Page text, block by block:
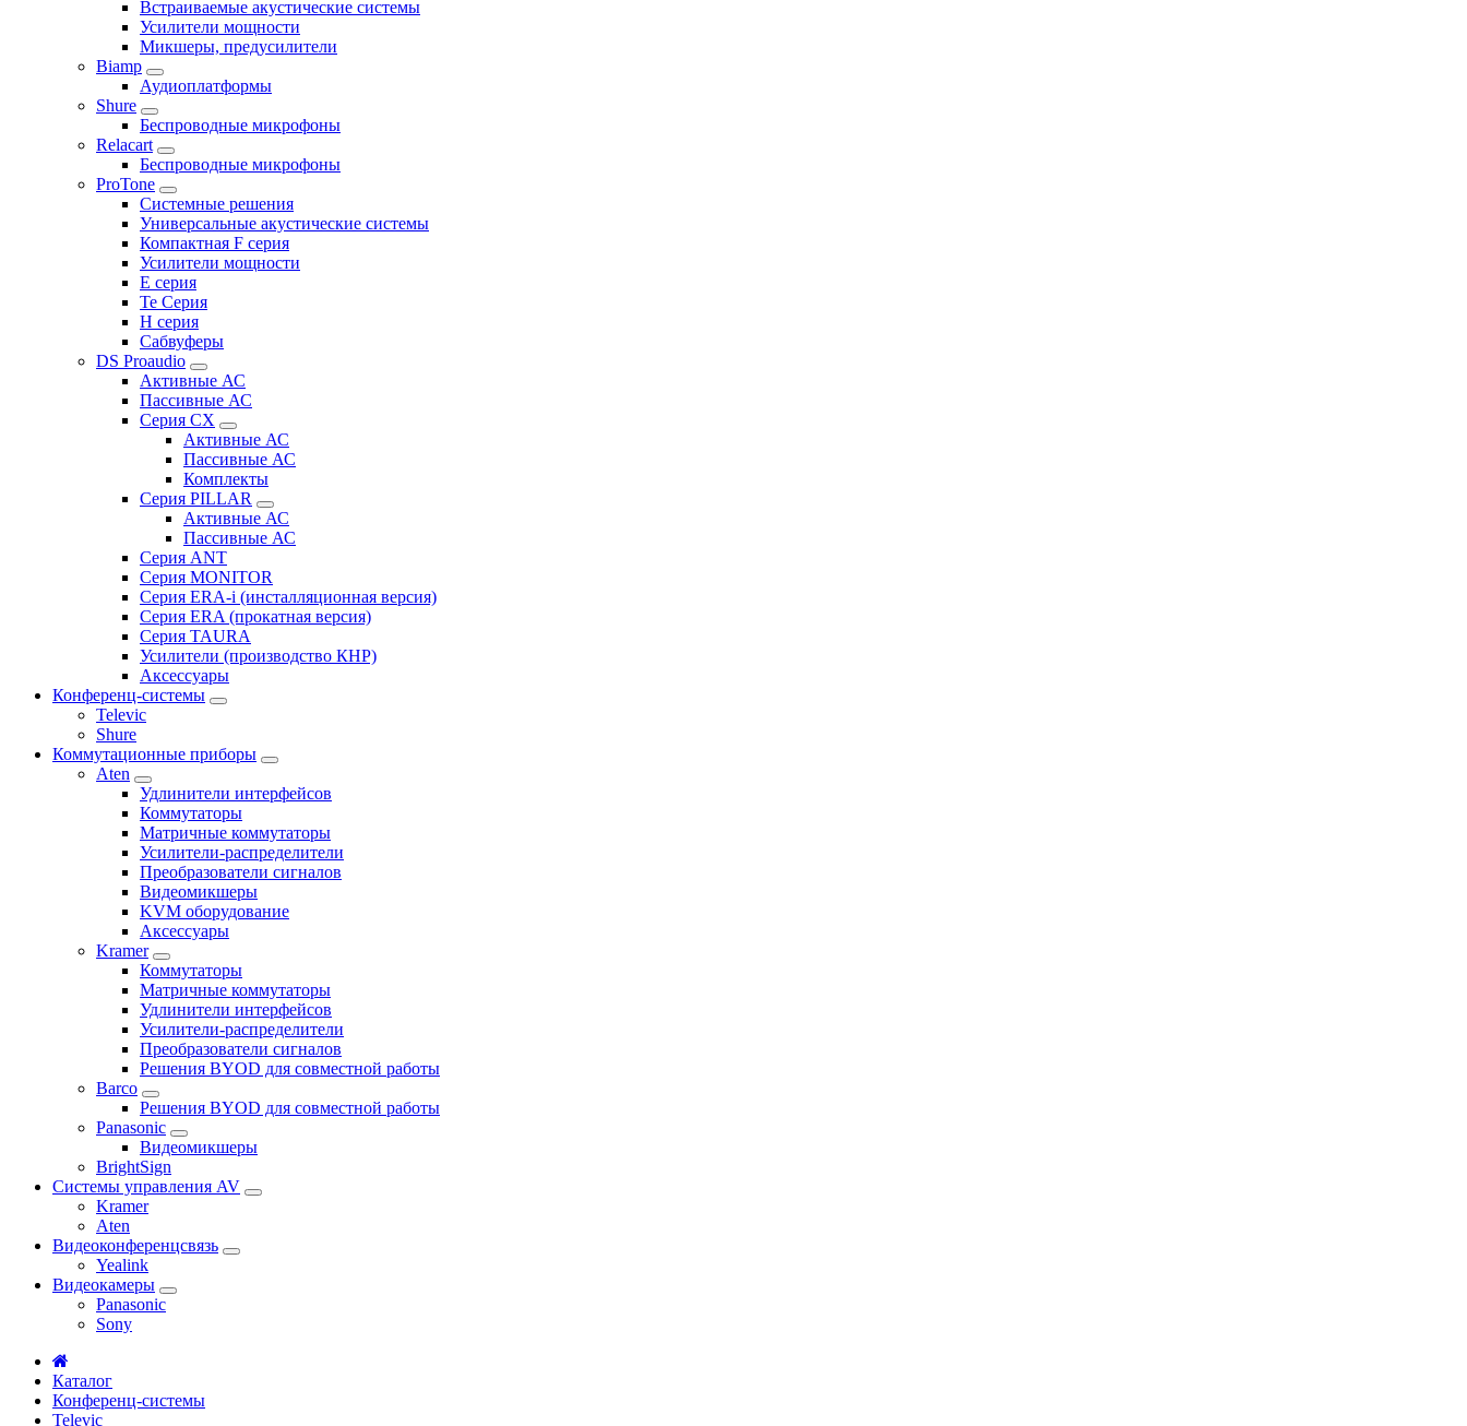
Встраиваемые акустические системы
Усилители мощности
Микшеры, предусилители
Biamp
Аудиоплатформы
Shure
Беспроводные микрофоны
Relacart
Беспроводные микрофоны
ProTone
Системные решения
Универсальные акустические системы
Компактная F серия
Усилители мощности
E серия
Te Серия
H серия
Сабвуферы
DS Proaudio
Активные АС
Пассивные АС
Серия CX
Активные АС
Пассивные АС
Комплекты
Серия PILLAR
Активные АС
Пассивные АС
Серия ANT
Серия MONITOR
Серия ERA-i (инсталляционная версия)
Серия ERA (прокатная версия)
Серия TAURA
Усилители (производство КНР)
Аксессуары
Конференц-системы
Televic
Shure
Коммутационные приборы
Aten
Удлинители интерфейсов
Коммутаторы
Матричные коммутаторы
Усилители-распределители
Преобразователи сигналов
Видеомикшеры
KVM оборудование
Аксессуары
Kramer
Коммутаторы
Матричные коммутаторы
Удлинители интерфейсов
Усилители-распределители
Преобразователи сигналов
Решения BYOD для совместной работы
Barco
Решения BYOD для совместной работы
Panasonic
Видеомикшеры
BrightSign
Системы управления AV
Kramer
Aten
Видеоконференцсвязь
Yealink
Видеокамеры
Panasonic
Sony
Каталог
Конференц-системы
Televic